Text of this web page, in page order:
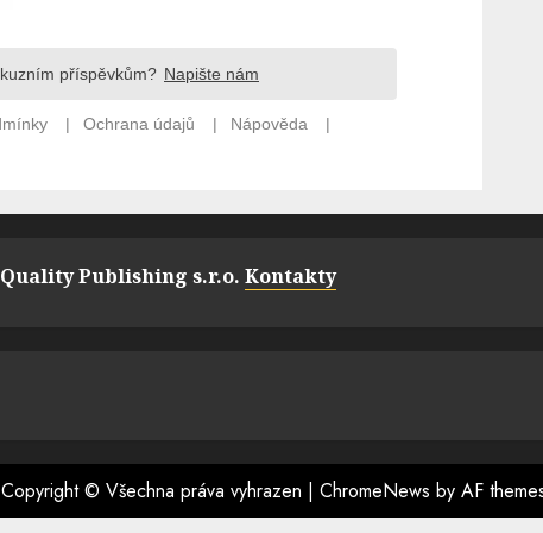
Quality Publishing s.r.o. Kontakty
Copyright © Všechna práva vyhrazen | ChromeNews by AF